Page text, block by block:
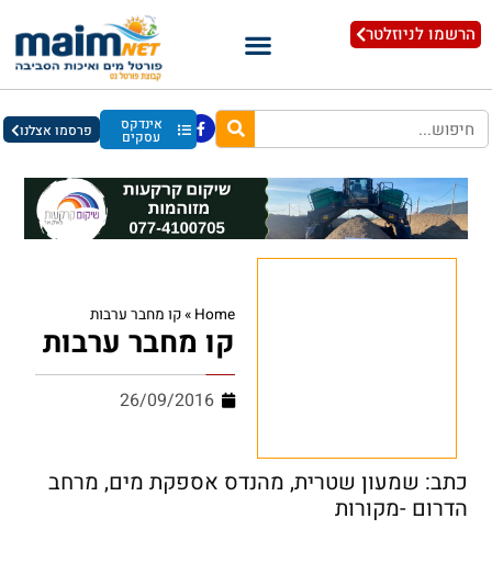
הרשמו לניוזלטר
אינדקס
עסקים פרסמו אצלנו
Home
»קו מחבר ערבות
קו מחבר ערבות
26/09/2016
כתב: שמעון שטרית, מהנדס אספקת מים, מרחב
הדרום -מקורות